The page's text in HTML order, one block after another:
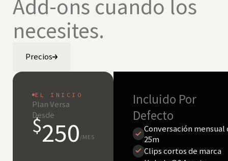
Add-ons cuando los
necesites.
Precios
EL INICIO
Plan Versa
Desde
$250 /MES
Incluido Por
Defecto
Conversación mensual
25m
Clips cortos de marca